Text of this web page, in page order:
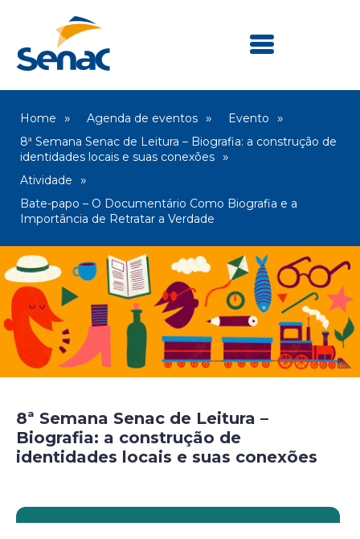
Home Agenda de eventos
Evento
8ª Semana Senac de Leitura – Biografia: a construção de
identidades locais e suas conexões
Atividade
Bate-papo – O Documentário Como Biografia e a
Importância de Retratar a Verdade
8ª Semana Senac de Leitura –
Biografia: a construção de
identidades locais e suas conexões